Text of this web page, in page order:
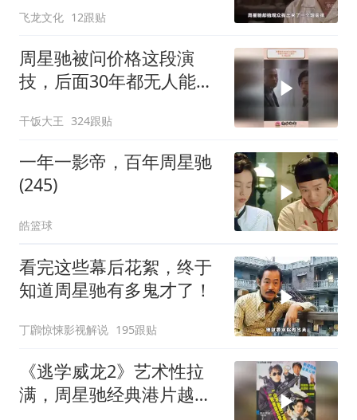
飞龙文化 12跟贴
周星驰被问价格这段演
技，后面30年都无人能
干饭大王 324跟贴
一年一影帝，百年周星驰
(245)
皓篮球
看完这些幕后花絮，终于
知道周星驰有多鬼才了！
丁鸊惊悚影视解说 195跟贴
《逃学威龙2》艺术性拉
满，周星驰经典港片越品